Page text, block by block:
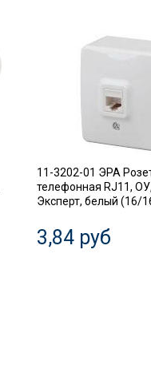
11-3202-01 ЭРА
телефонная RJ11,
Эксперт, белый (16/
3,84 руб